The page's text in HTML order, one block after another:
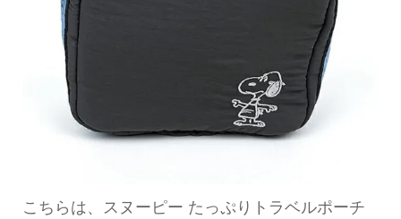
こちらは、スヌーピー たっぷりトラベルポーチ